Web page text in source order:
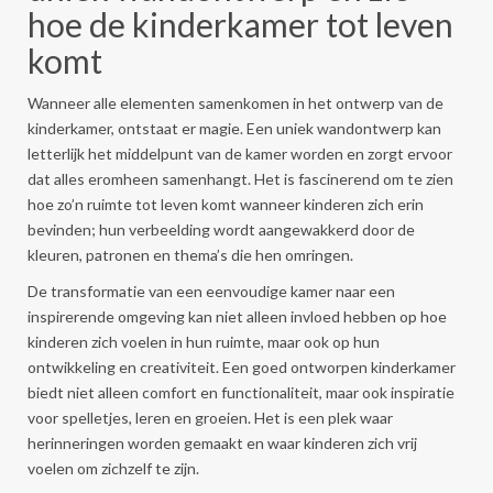
hoe de kinderkamer tot leven
komt
Wanneer alle elementen samenkomen in het ontwerp van de
kinderkamer, ontstaat er magie. Een uniek wandontwerp kan
letterlijk het middelpunt van de kamer worden en zorgt ervoor
dat alles eromheen samenhangt. Het is fascinerend om te zien
hoe zo’n ruimte tot leven komt wanneer kinderen zich erin
bevinden; hun verbeelding wordt aangewakkerd door de
kleuren, patronen en thema’s die hen omringen.
De transformatie van een eenvoudige kamer naar een
inspirerende omgeving kan niet alleen invloed hebben op hoe
kinderen zich voelen in hun ruimte, maar ook op hun
ontwikkeling en creativiteit. Een goed ontworpen kinderkamer
biedt niet alleen comfort en functionaliteit, maar ook inspiratie
voor spelletjes, leren en groeien. Het is een plek waar
herinneringen worden gemaakt en waar kinderen zich vrij
voelen om zichzelf te zijn.